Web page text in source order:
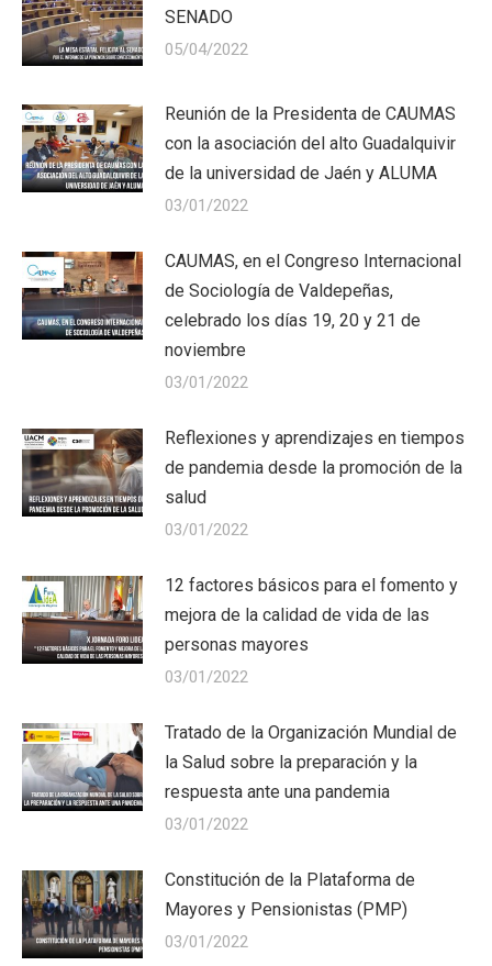
SENADO
05/04/2022
Reunión de la Presidenta de CAUMAS
con la asociación del alto Guadalquivir
de la universidad de Jaén y ALUMA
03/01/2022
CAUMAS, en el Congreso Internacional
de Sociología de Valdepeñas,
celebrado los días 19, 20 y 21 de
noviembre
03/01/2022
Reflexiones y aprendizajes en tiempos
de pandemia desde la promoción de la
salud
03/01/2022
12 factores básicos para el fomento y
mejora de la calidad de vida de las
personas mayores
03/01/2022
Tratado de la Organización Mundial de
la Salud sobre la preparación y la
respuesta ante una pandemia
03/01/2022
Constitución de la Plataforma de
Mayores y Pensionistas (PMP)
03/01/2022